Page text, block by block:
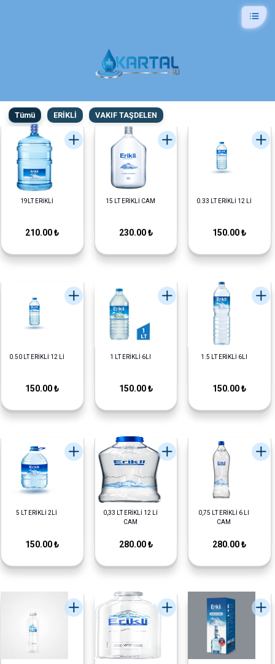
Tümü ERİKLİ VAKIF TAŞDELEN
19LT ERİKLİ
210.00 ₺
15 LT ERİKLİ CAM
230.00 ₺
0.33 LT ERİKLİ 12 Lİ
150.00 ₺
0.50 LT ERİKLİ 12 Lİ
150.00 ₺
1 LT ERİKLİ 6LI
150.00 ₺
1.5 LT ERİKLİ 6LI
150.00 ₺
5 LT ERİKLİ 2Lİ
150.00 ₺
0,33 LT ERİKLİ 12 Lİ
CAM
280.00 ₺
0,75 LT ERİKLİ 6 LI
CAM
280.00 ₺